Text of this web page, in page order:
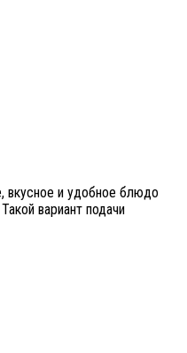
и удобное блюдо
вариант подачи